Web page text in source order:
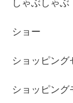
しゃぶしゃぶ
ショー
ショッピング
ショッピング